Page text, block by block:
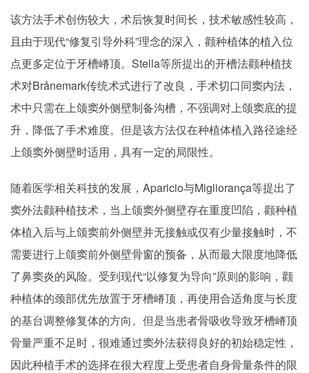
该方法手术创伤较大，术后恢复时间长，技术敏感性较高，
且由于现代“修复引导外科”理念的深入，颧种植体的植入位
点更多定位于牙槽嵴顶。Stella等所提出的开槽法颧种植技
术对Brånemark传统术式进行了改良，手术切口同窦内法，
术中只需在上颌窦外侧壁制备沟槽，不强调对上颌窦底的提
升，降低了手术难度。但是该方法仅在种植体植入路径途经
上颌窦外侧壁时适用，具有一定的局限性。
随着医学相关科技的发展，Aparicio与Migliorança等提出了
窦外法颧种植技术，当上颌窦外侧壁存在重度凹陷，颧种植
体植入后与上颌窦前外侧壁并无接触或仅有少量接触时，不
需要进行上颌窦前外侧壁骨窗的预备，从而最大限度地降低
了鼻窦炎的风险。受到现代“以修复为导向”原则的影响，颧
种植体的颈部优先放置于牙槽嵴顶，再使用合适角度与长度
的基台调整修复体的方向。但是当患者骨吸收导致牙槽嵴顶
骨量严重不足时，很难通过窦外法获得良好的初始稳定性，
因此种植手术的选择在很大程度上受患者自身骨量条件的限